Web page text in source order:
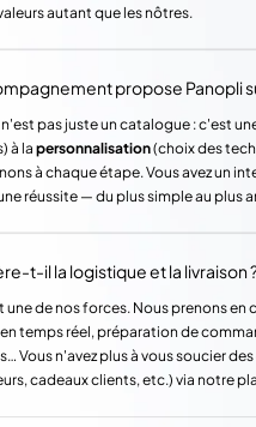
autant que les nôtres.
propose Panopli
pas juste un catalogue : c'est
à la personnalisation(choix des
à chaque étape. Vous avez un
réussite — du plus simple au plus
t-il la logistique et la livraison
une de nos forces. Nous prenons en
temps réel, préparation de
Vous n'avez plus à vous soucier
cadeaux clients, etc.) via notre